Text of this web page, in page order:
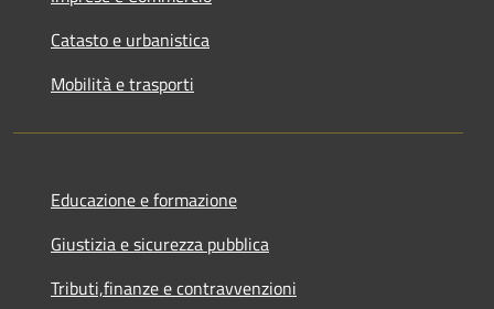
Catasto e urbanistica
Mobilità e trasporti
Educazione e formazione
Giustizia e sicurezza pubblica
Tributi,finanze e contravvenzioni